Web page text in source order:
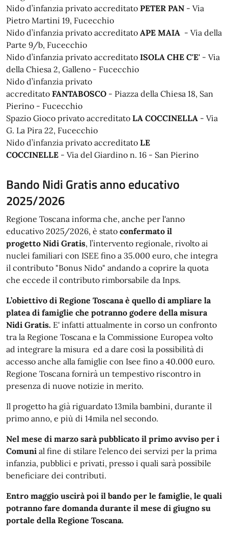
Nido d’infanzia privato accreditato PETER PAN - Via
Pietro Martini 19, Fucecchio
Nido d’infanzia privato accreditato APE MAIA - Via della
Parte 9/b, Fucecchio
Nido d’infanzia privato accreditato ISOLA CHE C'E' - Via
della Chiesa 2, Galleno - Fucecchio
Nido d’infanzia privato
accreditato FANTABOSCO - Piazza della Chiesa 18, San
Pierino - Fucecchio
Spazio Gioco privato accreditato LA COCCINELLA - Via
G. La Pira 22, Fucecchio
Nido d’infanzia privato accreditato LE
COCCINELLE - Via del Giardino n. 16 - San Pierino
Bando Nidi Gratis anno educativo
2025/2026
Regione Toscana informa che, anche per l'anno
educativo 2025/2026, è stato confermato il
progetto Nidi Gratis, l’intervento regionale, rivolto ai
nuclei familiari con ISEE fino a 35.000 euro, che integra
il contributo "Bonus Nido" andando a coprire la quota
che eccede il contributo rimborsabile da Inps.
L’obiettivo di Regione Toscana è quello di ampliare la
platea di famiglie che potranno godere della misura
Nidi Gratis. E' infatti attualmente in corso un confronto
tra la Regione Toscana e la Commissione Europea volto
ad integrare la misura ed a dare così la possibilità di
accesso anche alla famiglie con Isee fino a 40.000 euro.
Regione Toscana fornirà un tempestivo riscontro in
presenza di nuove notizie in merito.
Il progetto ha già riguardato 13mila bambini, durante il
primo anno, e più di 14mila nel secondo.
Nel mese di marzo sarà pubblicato il primo avviso per i
Comuni al fine di stilare l'elenco dei servizi per la prima
infanzia, pubblici e privati, presso i quali sarà possibile
beneficiare dei contributi.
Entro maggio uscirà poi il bando per le famiglie, le quali
potranno fare domanda durante il mese di giugno su
portale della Regione Toscana.